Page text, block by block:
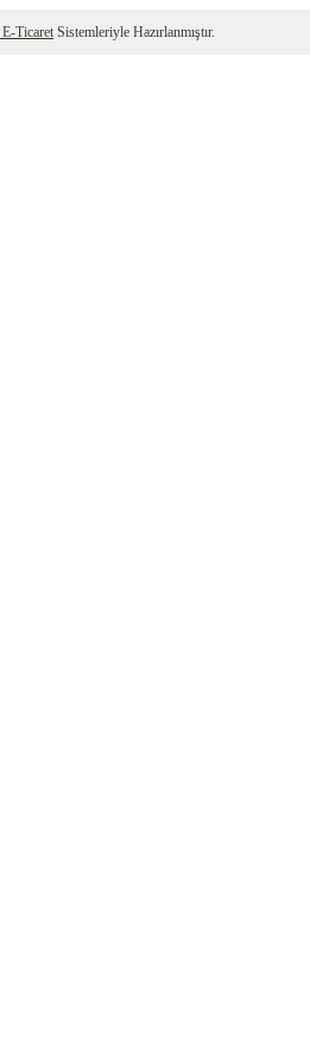
E-Ticaret Sistemleriyle Hazırlanmıştır.